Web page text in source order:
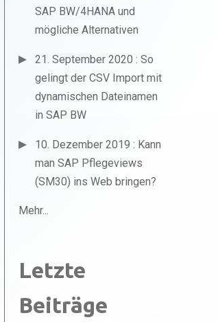
SAP BW/4HANA und
mögliche Alternativen
21. September 2020 : So
gelingt der CSV Import mit
dynamischen Dateinamen
in SAP BW
10. Dezember 2019 : Kann
man SAP Pflegeviews
(SM30) ins Web bringen?
Mehr...
Letzte
Beiträge